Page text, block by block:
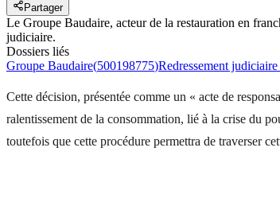
Partager
Le Groupe Baudaire, acteur de la restauration en
judiciaire.
Dossiers liés
Groupe Baudaire(500198775)Redressement judiciaire
Cette décision, présentée comme un « acte de
ralentissement de la consommation, lié à la crise du
toutefois que cette procédure permettra de traverser